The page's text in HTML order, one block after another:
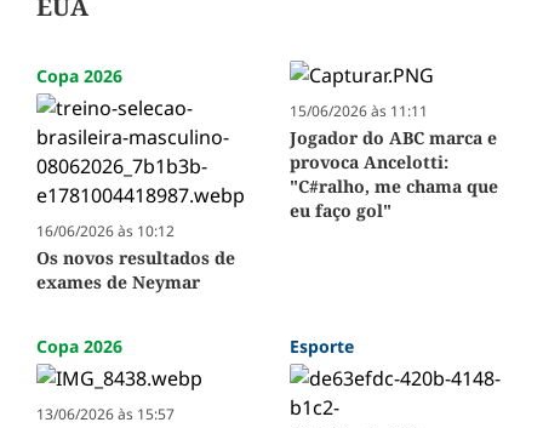
EUA
Copa 2026
16/06/2026 às 10:12
Os novos resultados de
exames de Neymar
15/06/2026 às 11:11
Jogador do ABC marca e
provoca Ancelotti:
"C#ralho, me chama que
eu faço gol"
Copa 2026
13/06/2026 às 15:57
Esporte